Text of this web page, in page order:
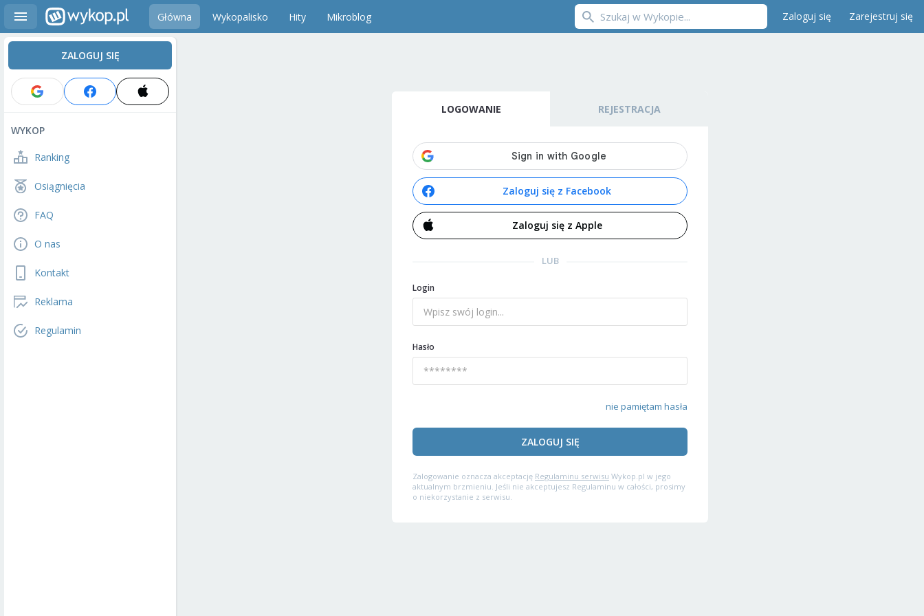
Główna Wykopalisko Hity Mikroblog Zaloguj się Zarejestruj się
ZALOGUJ SIĘ
WYKOP
Ranking
Osiągnięcia
FAQ
O nas
Kontakt
Reklama
Regulamin
LOGOWANIE REJESTRACJA
Zaloguj się z Facebook
Zaloguj się z Apple
LUB
Login
Hasło
nie pamiętam hasła
ZALOGUJ SIĘ
Zalogowanie oznacza akceptację Regulaminu serwisu Wykop.pl w jego
aktualnym brzmieniu. Jeśli nie akceptujesz Regulaminu w całości, prosimy
o niekorzystanie z serwisu.